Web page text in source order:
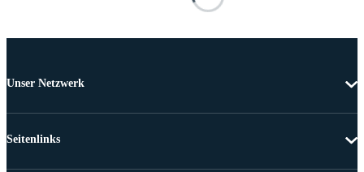
Unser Netzwerk
Seitenlinks